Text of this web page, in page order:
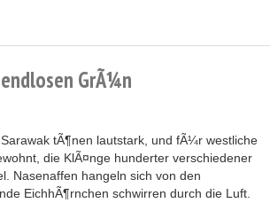
GrÃ¼n
tÃ¶nen lautstark, und fÃ¼r westliche
die KlÃ¤nge hunderter verschiedener
Nasenaffen hangeln sich von den
EichhÃ¶rnchen schwirren durch die Luft.